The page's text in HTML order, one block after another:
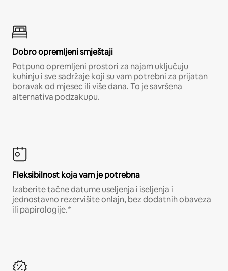
Dobro opremljeni smještaji
Potpuno opremljeni prostori za najam uključuju
kuhinju i sve sadržaje koji su vam potrebni za prijatan
boravak od mjesec ili više dana. To je savršena
alternativa podzakupu.
Fleksibilnost koja vam je potrebna
Izaberite tačne datume useljenja i iseljenja i
jednostavno rezervišite onlajn, bez dodatnih obaveza
ili papirologije.*